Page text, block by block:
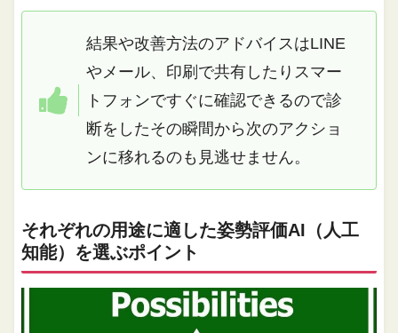
結果や改善方法のアドバイスはLINE
やメール、印刷で共有したりスマー
トフォンですぐに確認できるので診
断をしたその瞬間から次のアクショ
ンに移れるのも見逃せません。
それぞれの用途に適した姿勢評価AI（人工
知能）を選ぶポイント